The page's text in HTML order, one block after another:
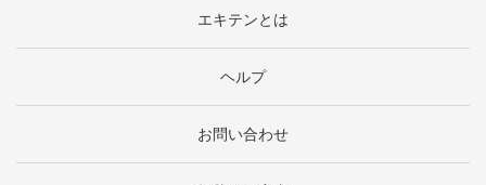
エキテンとは
ヘルプ
お問い合わせ